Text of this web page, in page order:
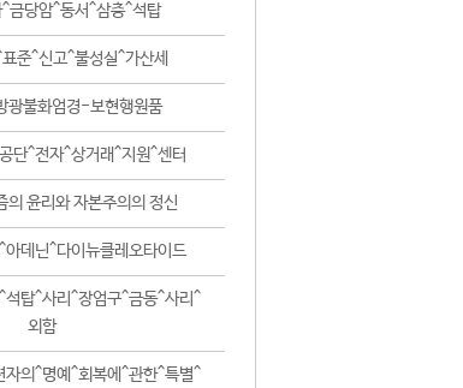
금당암^동서^삼층^석탑
준^신고^불성실^가산세
광불화엄경-보현행원품
단^전자^상거래^지원^센터
의 윤리와 자본주의의 정신
아데닌^다이뉴클레오타이드
석탑^사리^장엄구^금동^사리^
외함
자의^명예^회복에^관한^특별^